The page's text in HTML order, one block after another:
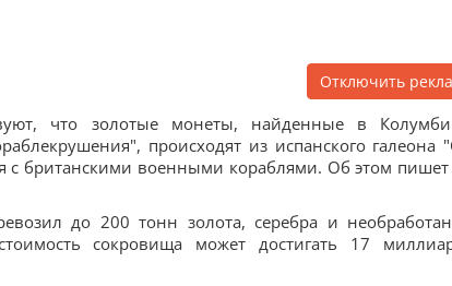
Отключить
что золотые монеты, найденные в
происходят из испанского галеона
с британскими военными кораблями. Об этом пишет
до 200 тонн золота, серебра и
сокровища может достигать 17